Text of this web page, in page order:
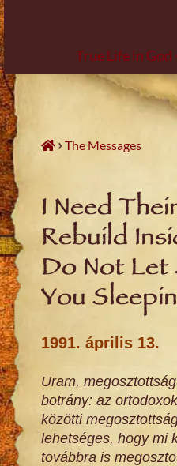
True Life in
Skip
to
content
›The Messages
I Need
Rebuild
Do Not Let
You
1991. április 13.
Uram,
botrány: az
közötti
lehetséges, hogy mi
továbbra is